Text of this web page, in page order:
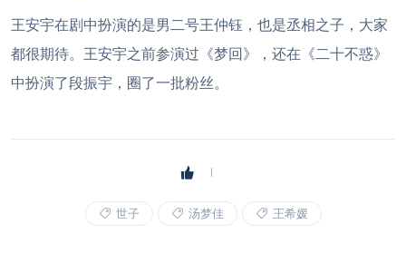
王安宇在剧中扮演的是男二号王仲钰，也是丞相之子，大家
都很期待。王安宇之前参演过《梦回》，还在《二十不惑》
中扮演了段振宇，圈了一批粉丝。
世子 汤梦佳 王希媛